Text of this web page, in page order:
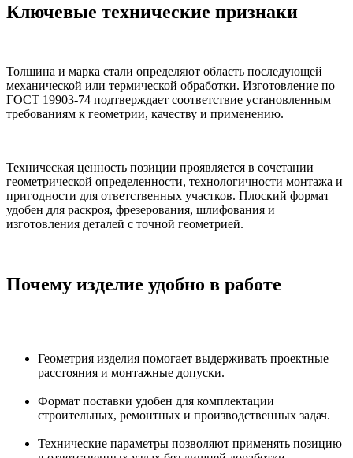
Ключевые технические признаки
Толщина и марка стали определяют область последующей
механической или термической обработки. Изготовление по
ГОСТ 19903-74 подтверждает соответствие установленным
требованиям к геометрии, качеству и применению.
Техническая ценность позиции проявляется в сочетании
геометрической определенности, технологичности монтажа и
пригодности для ответственных участков. Плоский формат
удобен для раскроя, фрезерования, шлифования и
изготовления деталей с точной геометрией.
Почему изделие удобно в работе
Геометрия изделия помогает выдерживать проектные
расстояния и монтажные допуски.
Формат поставки удобен для комплектации
строительных, ремонтных и производственных задач.
Технические параметры позволяют применять позицию